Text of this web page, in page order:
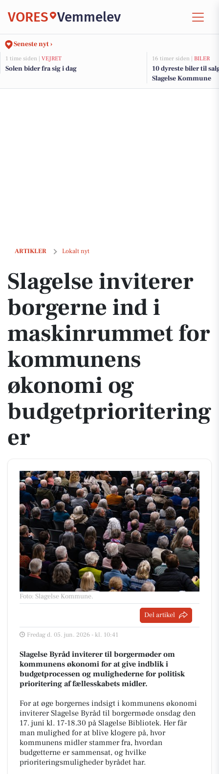
VORES Vemmelev
Seneste nyt ›
1 time siden | VEJRET
Solen bider fra sig i dag
16 timer siden | BILER
10 dyreste biler til
Slagelse Kommune
ARTIKLER Lokalt nyt
Slagelse inviterer borgerne ind i maskinrummet for kommunens
Slagelse inviterer
borgerne ind i
maskinrummet for
kommunens
økonomi og
budgetprioritering
er
Foto: Slagelse Kommune.
Del artikel
Fredag d. 05. jun. 2026 - kl. 10:41
Slagelse Byråd inviterer til borgermøder om
kommunens økonomi for at give indblik i
budgetprocessen og mulighederne for politisk
prioritering af fællesskabets midler.
For at øge borgernes indsigt i kommunens økonomi
inviterer Slagelse Byråd til borgermøde onsdag den
17. juni kl. 17-18.30 på Slagelse Bibliotek. Her får
man mulighed for at blive klogere på, hvor
kommunens midler stammer fra, hvordan
budgetterne er sammensat, og hvilke
prioriteringsmuligheder byrådet har.